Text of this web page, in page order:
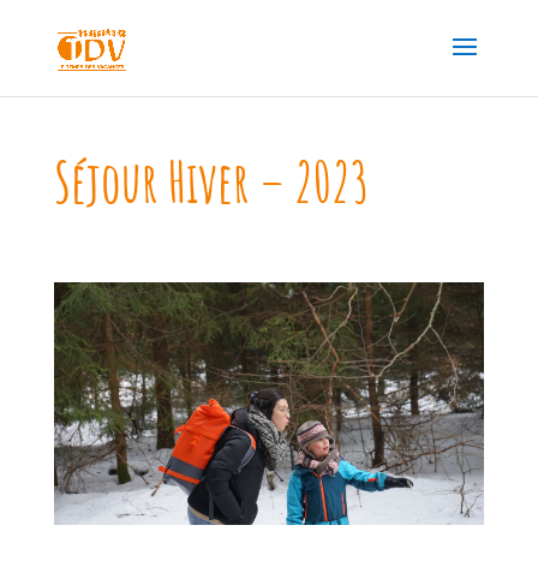
Séjour Hiver – 2023